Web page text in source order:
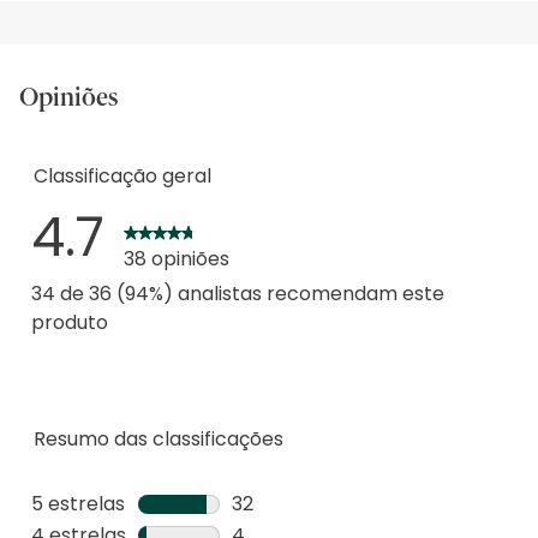
Opiniões
Resumo das classificações
5 estrelas estrelas
32
32
Classificação geral
4.7
38 opiniões
34 de 36 (94%) analistas recomendam este
produto